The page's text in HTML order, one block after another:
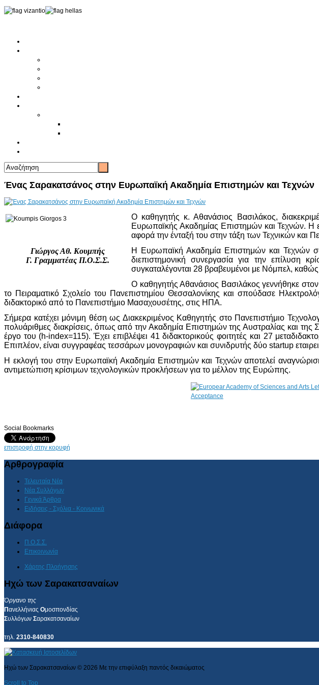
Ένας Σαρακατσάνος στην Ευρωπαϊκή Ακαδημία Επιστημών και Τεχνών
Γιώργος Αθ. Κουμπής
Γ. Γραμματέας Π.Ο.Σ.Σ.
Ο καθηγητής κ. Αθανάσιος Βασιλάκος,
Ευρωπαϊκής Ακαδημίας Επιστημών και Τεχνών. Η
αφορά την ένταξή του στην τάξη των Τεχνικών και
Η Ευρωπαϊκή Ακαδημία Επιστημών και Τεχνών
διεπιστημονική συνεργασία για την
συγκαταλέγονται 28 βραβευμένοι με Νόμπελ, καθώς
Ο καθηγητής Αθανάσιος Βασιλάκος γεννήθηκε
το Πειραματικό Σχολείο του Πανεπιστημίου Θεσσαλονίκης και σπούδασε
διδακτορικό από το Πανεπιστήμιο Μασαχουσέτης, στις ΗΠΑ.
Σήμερα κατέχει μόνιμη θέση ως Διακεκριμένος Καθηγητής στο Πανεπιστήμιο
πολυάριθμες διακρίσεις, όπως από την Ακαδημία Επιστημών της Αυστραλίας και
έργο του (h-index=115). Έχει επιβλέψει 41 διδακτορικούς φοιτητές και 27
Επιπλέον, είναι συγγραφέας τεσσάρων μονογραφιών και συνιδρυτής δύο startup
Η εκλογή του στην Ευρωπαϊκή Ακαδημία Επιστημών και Τεχνών αποτελεί
αντιμετώπιση κρίσιμων τεχνολογικών προκλήσεων για το μέλλον της Ευρώπης.
Social Bookmarks
επιστροφή στην κορυφή
Αρθρογραφία
Τελευταία Νέα
Νέα Συλλόγων
Γενικά Άρθρα
Ειδήσεις - Σχόλια - Κοινωνικά
Διάφορα
Π.Ο.Σ.Σ.
Επικοινωνία
Χάρτης Πλοήγησης
Ηχώ των Σαρακατσαναίων
Όργανο της
Πανελλήνιας Ομοσπονδίας
Συλλόγων Σαρακατσαναίων
τηλ. 2310-840830
Ηχώ των Σαρακατσαναίων © 2026 Με την επιφύλαξη παντός δικαιώματος
Scroll to Top